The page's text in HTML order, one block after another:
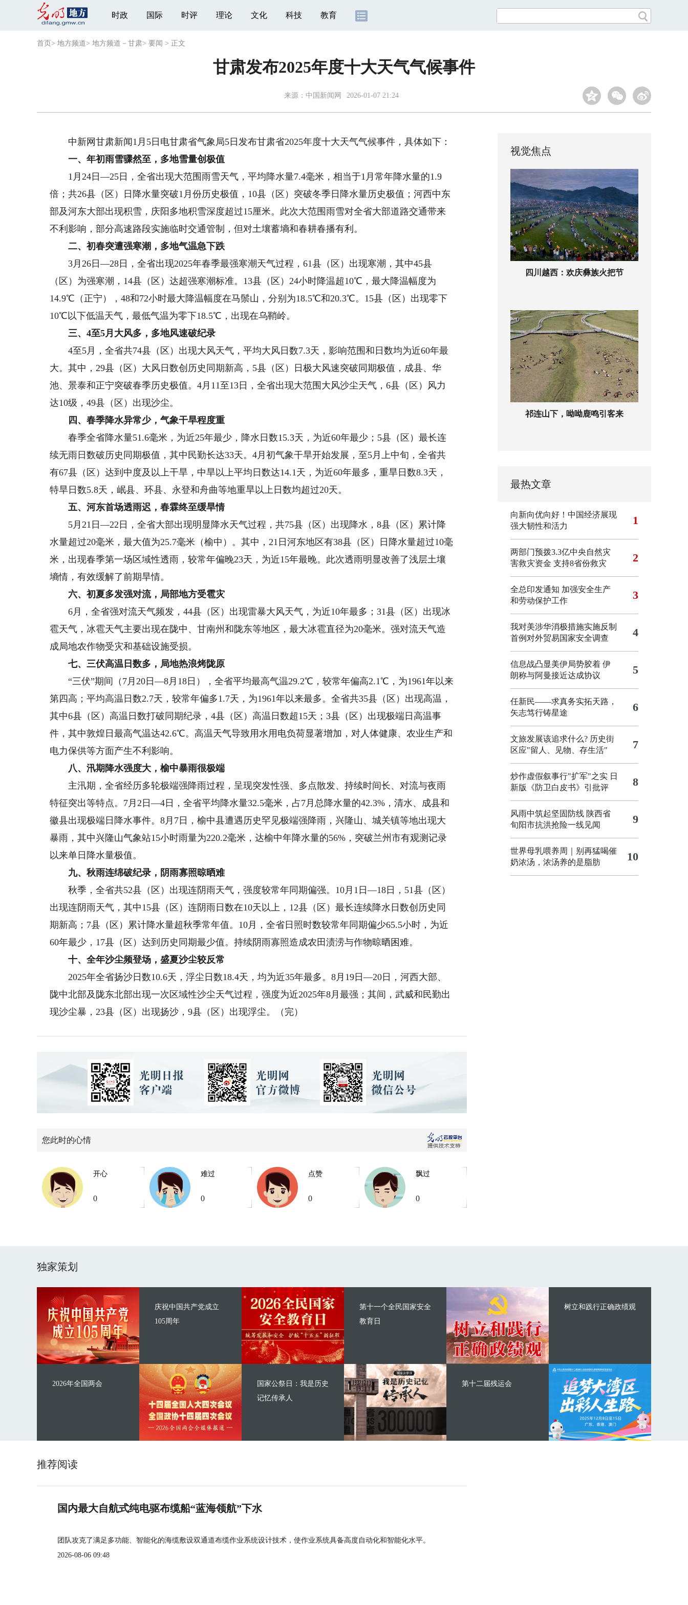
时政 国际 时评 理论 文化 科技 教育
首页 > 地方频道> 地方频道－甘肃> 要闻 > 正文
甘肃发布2025年度十大天气气候事件
来源： 中国新闻网 2026-01-07 21:24
中新网甘肃新闻1月5日电甘肃省气象局5日发布甘肃省2025年度十大天气气候事件，具体如下：
一、年初雨雪骤然至，多地雪量创极值
1月24日—25日，全省出现大范围雨雪天气，平均降水量7.4毫米，相当于1月常年降水量的1.9
倍；共26县（区）日降水量突破1月份历史极值，10县（区）突破冬季日降水量历史极值；河西中东
部及河东大部出现积雪，庆阳多地积雪深度超过15厘米。此次大范围雨雪对全省大部道路交通带来
不利影响，部分高速路段实施临时交通管制，但对土壤蓄墒和春耕春播有利。
二、初春突遭强寒潮，多地气温急下跌
3月26日—28日，全省出现2025年春季最强寒潮天气过程，61县（区）出现寒潮，其中45县
（区）为强寒潮，14县（区）达超强寒潮标准。13县（区）24小时降温超10℃，最大降温幅度为
14.9℃（正宁），48和72小时最大降温幅度在马鬃山，分别为18.5℃和20.3℃。15县（区）出现零下
10℃以下低温天气，最低气温为零下18.5℃，出现在乌鞘岭。
三、4至5月大风多，多地风速破纪录
4至5月，全省共74县（区）出现大风天气，平均大风日数7.3天，影响范围和日数均为近60年最
大。其中，29县（区）大风日数创历史同期新高，5县（区）日极大风速突破同期极值，成县、华
池、景泰和正宁突破春季历史极值。4月11至13日，全省出现大范围大风沙尘天气，6县（区）风力
达10级，49县（区）出现沙尘。
四、春季降水异常少，气象干旱程度重
春季全省降水量51.6毫米，为近25年最少，降水日数15.3天，为近60年最少；5县（区）最长连
续无雨日数破历史同期极值，其中民勤长达33天。4月初气象干旱开始发展，至5月上中旬，全省共
有67县（区）达到中度及以上干旱，中旱以上平均日数达14.1天，为近60年最多，重旱日数8.3天，
特旱日数5.8天，岷县、环县、永登和舟曲等地重旱以上日数均超过20天。
五、河东首场透雨迟，春霖终至缓旱情
5月21日—22日，全省大部出现明显降水天气过程，共75县（区）出现降水，8县（区）累计降
水量超过20毫米，最大值为25.7毫米（榆中）。其中，21日河东地区有38县（区）日降水量超过10毫
米，出现春季第一场区域性透雨，较常年偏晚23天，为近15年最晚。此次透雨明显改善了浅层土壤
墒情，有效缓解了前期旱情。
六、初夏多发强对流，局部地方受雹灾
6月，全省强对流天气频发，44县（区）出现雷暴大风天气，为近10年最多；31县（区）出现冰
雹天气，冰雹天气主要出现在陇中、甘南州和陇东等地区，最大冰雹直径为20毫米。强对流天气造
成局地农作物受灾和基础设施受损。
七、三伏高温日数多，局地热浪烤陇原
“三伏”期间（7月20日—8月18日），全省平均最高气温29.2℃，较常年偏高2.1℃，为1961年以来
第四高；平均高温日数2.7天，较常年偏多1.7天，为1961年以来最多。全省共35县（区）出现高温，
其中6县（区）高温日数打破同期纪录，4县（区）高温日数超15天；3县（区）出现极端日高温事
件，其中敦煌日最高气温达42.6℃。高温天气导致用水用电负荷显著增加，对人体健康、农业生产和
电力保供等方面产生不利影响。
八、汛期降水强度大，榆中暴雨很极端
主汛期，全省经历多轮极端强降雨过程，呈现突发性强、多点散发、持续时间长、对流与夜雨
特征突出等特点。7月2日—4日，全省平均降水量32.5毫米，占7月总降水量的42.3%，清水、成县和
徽县出现极端日降水事件。8月7日，榆中县遭遇历史罕见极端强降雨，兴隆山、城关镇等地出现大
暴雨，其中兴隆山气象站15小时雨量为220.2毫米，达榆中年降水量的56%，突破兰州市有观测记录
以来单日降水量极值。
九、秋雨连绵破纪录，阴雨寡照晾晒难
秋季，全省共52县（区）出现连阴雨天气，强度较常年同期偏强。10月1日—18日，51县（区）
出现连阴雨天气，其中15县（区）连阴雨日数在10天以上，12县（区）最长连续降水日数创历史同
期新高；7县（区）累计降水量超秋季常年值。10月，全省日照时数较常年同期偏少65.5小时，为近
60年最少，17县（区）达到历史同期最少值。持续阴雨寡照造成农田渍涝与作物晾晒困难。
十、全年沙尘频登场，盛夏沙尘较反常
2025年全省扬沙日数10.6天，浮尘日数18.4天，均为近35年最多。8月19日—20日，河西大部、
陇中北部及陇东北部出现一次区域性沙尘天气过程，强度为近2025年8月最强；其间，武威和民勤出
现沙尘暴，23县（区）出现扬沙，9县（区）出现浮尘。（完）
您此时的心情
开心
0
难过
0
点赞
0
飘过
0
视觉焦点
四川越西：欢庆彝族火把节
祁连山下，呦呦鹿鸣引客来
最热文章
向新向优向好！中国经济展现
强大韧性和活力
1
两部门预拨3.3亿中央自然灾
害救灾资金 支持8省份救灾
2
全总印发通知 加强安全生产
和劳动保护工作
3
我对美涉华消极措施实施反制
首例对外贸易国家安全调查
4
信息战凸显美伊局势胶着 伊
朗称与阿曼接近达成协议
5
任新民——求真务实拓天路，
矢志笃行铸星途
6
文旅发展该追求什么? 历史街
区应"留人、见物、存生活"
7
炒作虚假叙事行"扩军"之实 日
新版《防卫白皮书》引批评
8
风雨中筑起坚固防线 陕西省
旬阳市抗洪抢险一线见闻
9
世界母乳喂养周｜别再猛喝催
奶浓汤，浓汤养的是脂肪
10
独家策划
庆祝中国共产党成立
105周年
2026年全国两会
第十一个全民国家安全
教育日
国家公祭日：我是历史
记忆传承人
树立和践行正确政绩观
第十二届残运会
推荐阅读
国内最大自航式纯电驱布缆船“蓝海领航”下水
团队攻克了满足多功能、智能化的海缆敷设双通道布缆作业系统设计技术，使作业系统具备高度自动化和智能化水平。
2026-08-06 09:48